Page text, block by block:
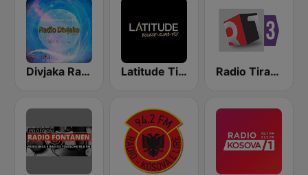
Divjaka Radio Latitude Tirana Radio Tirana 3